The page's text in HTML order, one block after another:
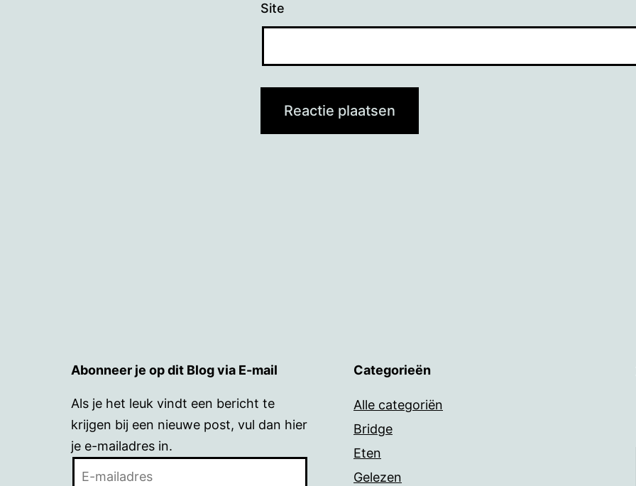
Site
Abonneer je op dit Blog via E-mail
Als je het leuk vindt een bericht te
krijgen bij een nieuwe post, vul dan hier
je e-mailadres in.
Categorieën
Alle categoriën
Bridge
Eten
Gelezen